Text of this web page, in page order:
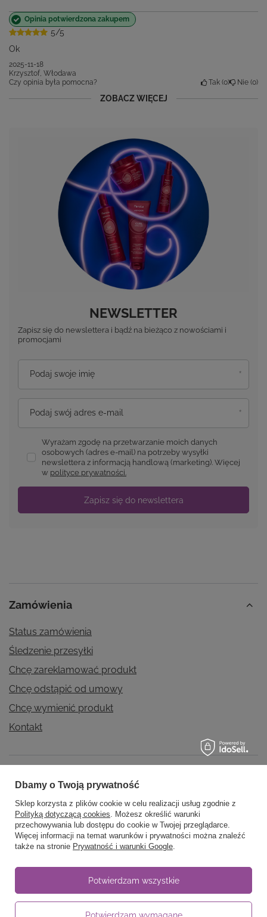
5/5
Opinia potwierdzona zakupem
Ok
2025-11-18
Krzysztof, Włodawa
Czy opinia była pomocna?
Tak 0 Nie 0
ZOBACZ WIĘCEJ
NEWSLETTER
Zapisz się do newslettera i bądź na bieżąco z nowościami i
promocjami
Podaj swoje imię
Podaj swój adres e-mail
Wyrażam zgodę na przetwarzanie moich danych
osobowych (adres e-mail) na potrzeby wysyłki
newslettera z informacją handlową (marketing). Więcej
w polityce prywatności.
Zapisz się do newslettera
Zamówienia
Status zamówienia
Śledzenie przesyłki
Chcę zareklamować produkt
Chcę odstąpić od umowy
Chcę wymienić produkt
Kontakt
Regulaminy
Dbamy o Twoją prywatność
Sklep korzysta z plików cookie w celu realizacji usług zgodnie z
Polityką dotyczącą cookies. Możesz określić warunki
przechowywania lub dostępu do cookie w Twojej przeglądarce.
Więcej informacji na temat warunków i prywatności można znaleźć
także na stronie Prywatność i warunki Google.
Potwierdzam wymagane
Potwierdzam wszystkie